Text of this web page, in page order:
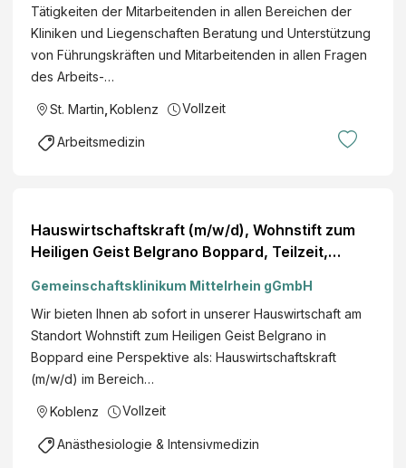
Tätigkeiten der Mitarbeitenden in allen Bereichen der
Kliniken und Liegenschaften Beratung und Unterstützung
von Führungskräften und Mitarbeitenden in allen Fragen
des Arbeits-…
St. Martin Koblenz Vollzeit
Arbeitsmedizin
Hauswirtschaftskraft (m/w/d), Wohnstift zum
Heiligen Geist Belgrano Boppard, Teilzeit,
Gemeinschaftsklinikum Mittelrhein gGmbH
Wir bieten Ihnen ab sofort in unserer Hauswirtschaft am
Standort Wohnstift zum Heiligen Geist Belgrano in
Boppard eine Perspektive als: Hauswirtschaftskraft
(m/w/d) im Bereich…
Koblenz Vollzeit
Anästhesiologie & Intensivmedizin